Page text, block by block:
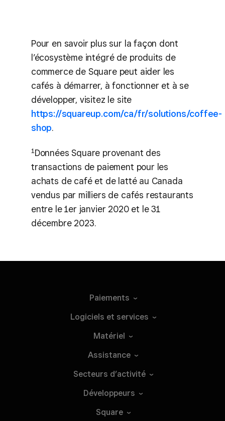
Pour en savoir plus sur la façon dont
l’écosystème intégré de produits de
commerce de Square peut aider les
cafés à démarrer, à fonctionner et à se
développer, visitez le site
https://squareup.com/ca/fr/solutions/coffee-
shop.
1Données Square provenant des
transactions de paiement pour les
achats de café et de latté au Canada
vendus par milliers de cafés restaurants
entre le 1er janvier 2020 et le 31
décembre 2023.
Paiements
Logiciels et services
Matériel
Assistance
Secteurs d’activité
Développeurs
Square